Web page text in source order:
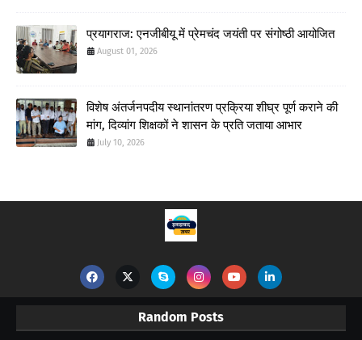
प्रयागराज: एनजीबीयू में प्रेमचंद जयंती पर संगोष्ठी आयोजित
August 01, 2026
विशेष अंतर्जनपदीय स्थानांतरण प्रक्रिया शीघ्र पूर्ण कराने की
मांग, दिव्यांग शिक्षकों ने शासन के प्रति जताया आभार
July 10, 2026
Random Posts